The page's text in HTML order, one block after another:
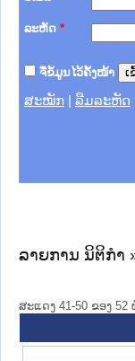
ລະຫັດ *
ຈື່ຂໍ້ມູນໄວ້ຄັ້ງໜ້າ
ສະໝັກ ລືມລະຫັດ
າຊົນ ພາກເໜືອ
ການ
ກາງ
ໃຕ້
ຕຳຫຼວດປະຊາ
ສັນຕິບານປະຊາ
ກເໜືອ
າຊົນ ພາກກາງ
ລາຍການ ນິຕິກໍາ
ສະແດງ 41-50 ຂອງ 52